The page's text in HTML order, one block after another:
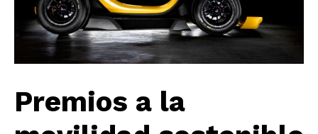
Premios a la